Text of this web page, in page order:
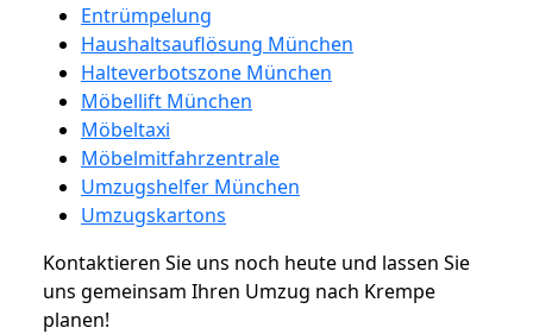
Entrümpelung
Haushaltsauflösung München
Halteverbotszone München
Möbellift München
Möbeltaxi
Möbelmitfahrzentrale
Umzugshelfer München
Umzugskartons
Kontaktieren Sie uns noch heute und lassen Sie
uns gemeinsam Ihren Umzug nach Krempe
planen!